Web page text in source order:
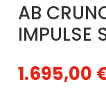
AB
IMPULSE
1.695,00